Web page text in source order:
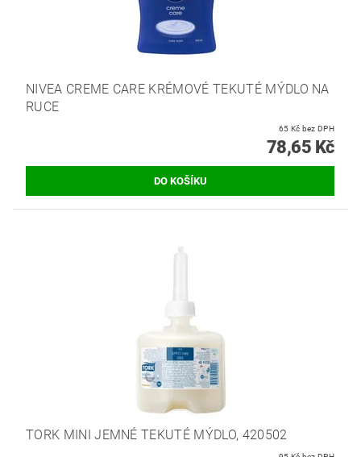
NIVEA CREME CARE KRÉMOVÉ TEKUTÉ MÝDLO NA
RUCE
65 Kč bez DPH
78,65 Kč
TORK MINI JEMNÉ TEKUTÉ MÝDLO, 420502